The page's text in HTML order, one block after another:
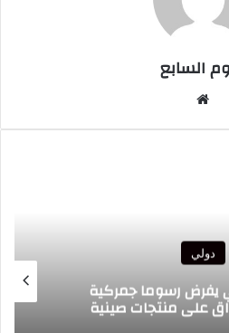
السابع
دولي
يفرض رسوما جمركية
على منتجات صينية